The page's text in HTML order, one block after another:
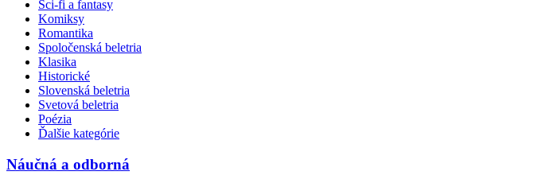
Sci-fi a fantasy
Komiksy
Romantika
Spoločenská beletria
Klasika
Historické
Slovenská beletria
Svetová beletria
Poézia
Ďalšie kategórie
Náučná a odborná